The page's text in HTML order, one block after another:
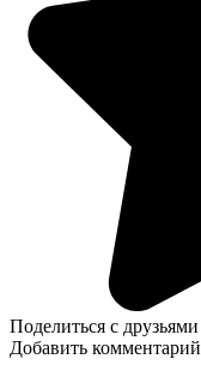
Поделиться с друзьями
Добавить комментарий